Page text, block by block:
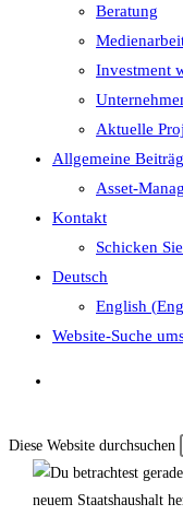
Beratung
Investment
Aktuelle
Allgemeine
Asset-
Kontakt
Schicken
Deutsch
English (
Website-Suche
Diese Website durchsuchen